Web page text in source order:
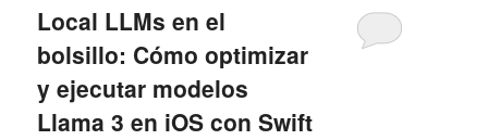
Local LLMs en el
bolsillo: Cómo optimizar
y ejecutar modelos
Llama 3 en iOS con Swift